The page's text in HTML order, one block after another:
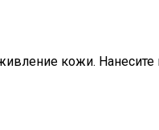
кожи.